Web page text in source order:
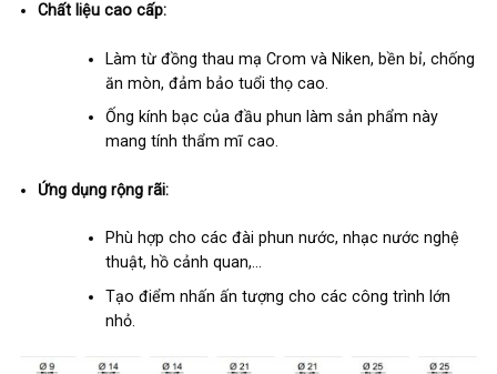
Chất liệu cao cấp:
Làm từ đồng thau mạ Crom và Niken, bền bỉ, chống
ăn mòn, đảm bảo tuổi thọ cao.
Ống kính bạc của đầu phun làm sản phẩm này
mang tính thẩm mĩ cao.
Ứng dụng rộng rãi:
Phù hợp cho các đài phun nước, nhạc nước nghệ
thuật, hồ cảnh quan,…
Tạo điểm nhấn ấn tượng cho các công trình lớn
nhỏ.